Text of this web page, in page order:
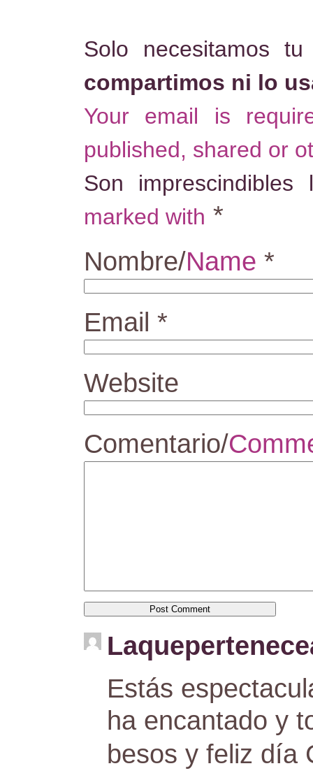
Solo necesitamos
compartimos ni lo
Your email is
published, shared or
Son
marked with *
Nombre/Name *
Email *
Website
Comentario/
Estás
ha encantado y
besos y feliz día